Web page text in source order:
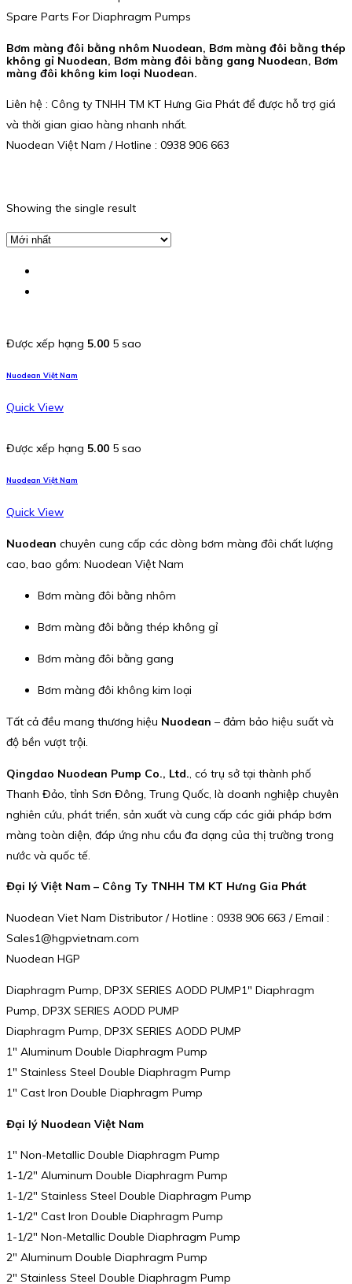
Spare Parts For Diaphragm Pumps
Bơm màng đôi bằng nhôm Nuodean, Bơm màng đôi bằng thép
không gỉ Nuodean, Bơm màng đôi bằng gang Nuodean, Bơm
màng đôi không kim loại Nuodean.
Liên hệ : Công ty TNHH TM KT Hưng Gia Phát để được hỗ trợ giá
và thời gian giao hàng nhanh nhất.
Nuodean Việt Nam / Hotline : 0938 906 663
Showing the single result
Được xếp hạng 5.00 5 sao
Nuodean Việt Nam
Quick View
Được xếp hạng 5.00 5 sao
Nuodean Việt Nam
Quick View
Nuodean chuyên cung cấp các dòng bơm màng đôi chất lượng
cao, bao gồm: Nuodean Việt Nam
Bơm màng đôi bằng nhôm
Bơm màng đôi bằng thép không gỉ
Bơm màng đôi bằng gang
Bơm màng đôi không kim loại
Tất cả đều mang thương hiệu Nuodean – đảm bảo hiệu suất và
độ bền vượt trội.
Qingdao Nuodean Pump Co., Ltd., có trụ sở tại thành phố
Thanh Đảo, tỉnh Sơn Đông, Trung Quốc, là doanh nghiệp chuyên
nghiên cứu, phát triển, sản xuất và cung cấp các giải pháp bơm
màng toàn diện, đáp ứng nhu cầu đa dạng của thị trường trong
nước và quốc tế.
Đại lý Việt Nam – Công Ty TNHH TM KT Hưng Gia Phát
Nuodean Viet Nam Distributor / Hotline : 0938 906 663 / Email :
Sales1@hgpvietnam.com
Nuodean HGP
Diaphragm Pump, DP3X SERIES AODD PUMP1″ Diaphragm
Pump, DP3X SERIES AODD PUMP
Diaphragm Pump, DP3X SERIES AODD PUMP
1″ Aluminum Double Diaphragm Pump
1″ Stainless Steel Double Diaphragm Pump
1″ Cast Iron Double Diaphragm Pump
Đại lý Nuodean Việt Nam
1″ Non-Metallic Double Diaphragm Pump
1-1/2″ Aluminum Double Diaphragm Pump
1-1/2″ Stainless Steel Double Diaphragm Pump
1-1/2″ Cast Iron Double Diaphragm Pump
1-1/2″ Non-Metallic Double Diaphragm Pump
2″ Aluminum Double Diaphragm Pump
2″ Stainless Steel Double Diaphragm Pump